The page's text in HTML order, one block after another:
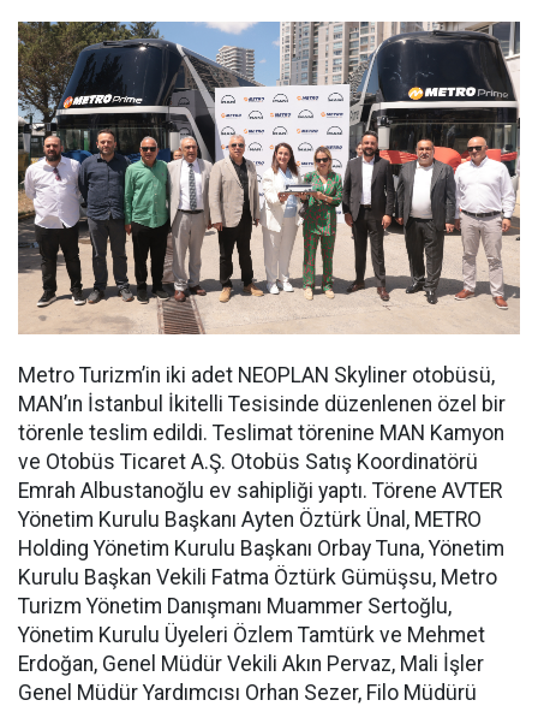
Metro Turizm’in iki adet NEOPLAN Skyliner otobüsü,
MAN’ın İstanbul İkitelli Tesisinde düzenlenen özel bir
törenle teslim edildi. Teslimat törenine MAN Kamyon
ve Otobüs Ticaret A.Ş. Otobüs Satış Koordinatörü
Emrah Albustanoğlu ev sahipliği yaptı. Törene AVTER
Yönetim Kurulu Başkanı Ayten Öztürk Ünal, METRO
Holding Yönetim Kurulu Başkanı Orbay Tuna, Yönetim
Kurulu Başkan Vekili Fatma Öztürk Gümüşsu, Metro
Turizm Yönetim Danışmanı Muammer Sertoğlu,
Yönetim Kurulu Üyeleri Özlem Tamtürk ve Mehmet
Erdoğan, Genel Müdür Vekili Akın Pervaz, Mali İşler
Genel Müdür Yardımcısı Orhan Sezer, Filo Müdürü